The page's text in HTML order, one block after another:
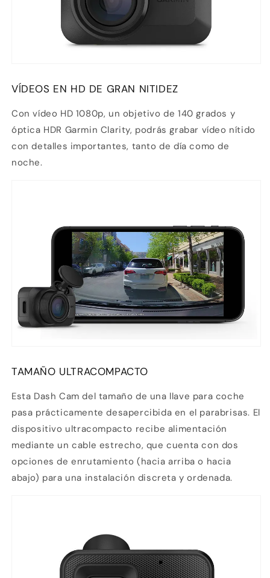
VÍDEOS EN HD DE GRAN NITIDEZ
Con vídeo HD 1080p, un objetivo de 140 grados y
óptica HDR Garmin Clarity, podrás grabar vídeo nítido
con detalles importantes, tanto de día como de
noche.
TAMAÑO ULTRACOMPACTO
Esta Dash Cam del tamaño de una llave para coche
pasa prácticamente desapercibida en el parabrisas. El
dispositivo ultracompacto recibe alimentación
mediante un cable estrecho, que cuenta con dos
opciones de enrutamiento (hacia arriba o hacia
abajo) para una instalación discreta y ordenada.
Compra ahora y paga a meses
sin tarjeta de crédito